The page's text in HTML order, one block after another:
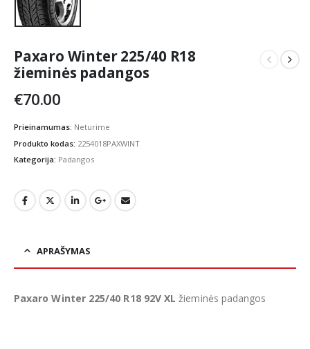
Paxaro Winter 225/40 R18
žieminės padangos
€70.00
Prieinamumas: Neturime
Produkto kodas: 2254018PAXWINT
Kategorija: Padangos
APRAŠYMAS
Paxaro Winter 225/40 R18 92V XL žieminės padangos